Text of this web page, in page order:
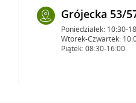
Grójecka 53/
Poniedziałek: 10:30-
Wtorek-Czwartek:
Piątek: 08:30-16:00